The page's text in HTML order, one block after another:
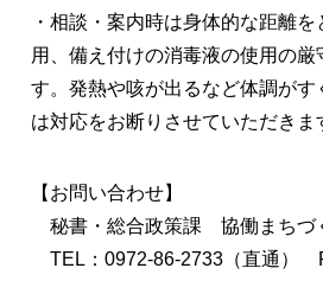
・相談・案内時は身体的な距離
用、備え付けの消毒液の使用の厳
す。発熱や咳が出るなど体調がす
は対応をお断りさせていただきま
【お問い合わせ】
秘書・総合政策課 協働まちづ
TEL：0972-86-2733（直通）